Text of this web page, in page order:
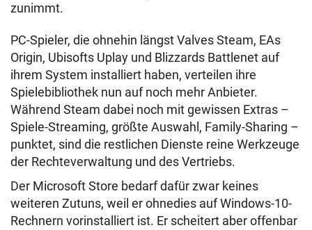
zunimmt.
PC-Spieler, die ohnehin längst Valves Steam, EAs
Origin, Ubisofts Uplay und Blizzards Battlenet auf
ihrem System installiert haben, verteilen ihre
Spielebibliothek nun auf noch mehr Anbieter.
Während Steam dabei noch mit gewissen Extras –
Spiele-Streaming, größte Auswahl, Family-Sharing –
punktet, sind die restlichen Dienste reine Werkzeuge
der Rechteverwaltung und des Vertriebs.
Der Microsoft Store bedarf dafür zwar keines
weiteren Zutuns, weil er ohnedies auf Windows-10-
Rechnern vorinstalliert ist. Er scheitert aber offenbar